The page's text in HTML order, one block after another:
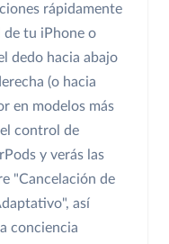
rápidamente
de tu iPhone o
dedo hacia abajo
(o hacia
en modelos más
control de
y verás las
"Cancelación de
así
conciencia